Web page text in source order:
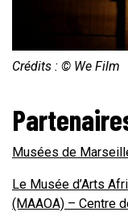
Crédits : © We Film
Musées de
Le Musée d’Arts
(MAAOA) – Centre